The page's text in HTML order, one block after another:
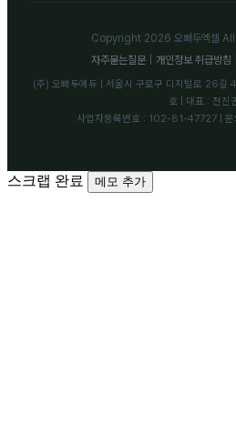
Copyright 2026 오빠두엑셀
자주묻는질문
개인정보 취급방침
(주) 오빠두에듀 | 서울시 구로구 디지털로 26
호 | 대표 : 전진
사업자등록번호 : 102-81-47727 | 문
스크랩 완료 메모 추가